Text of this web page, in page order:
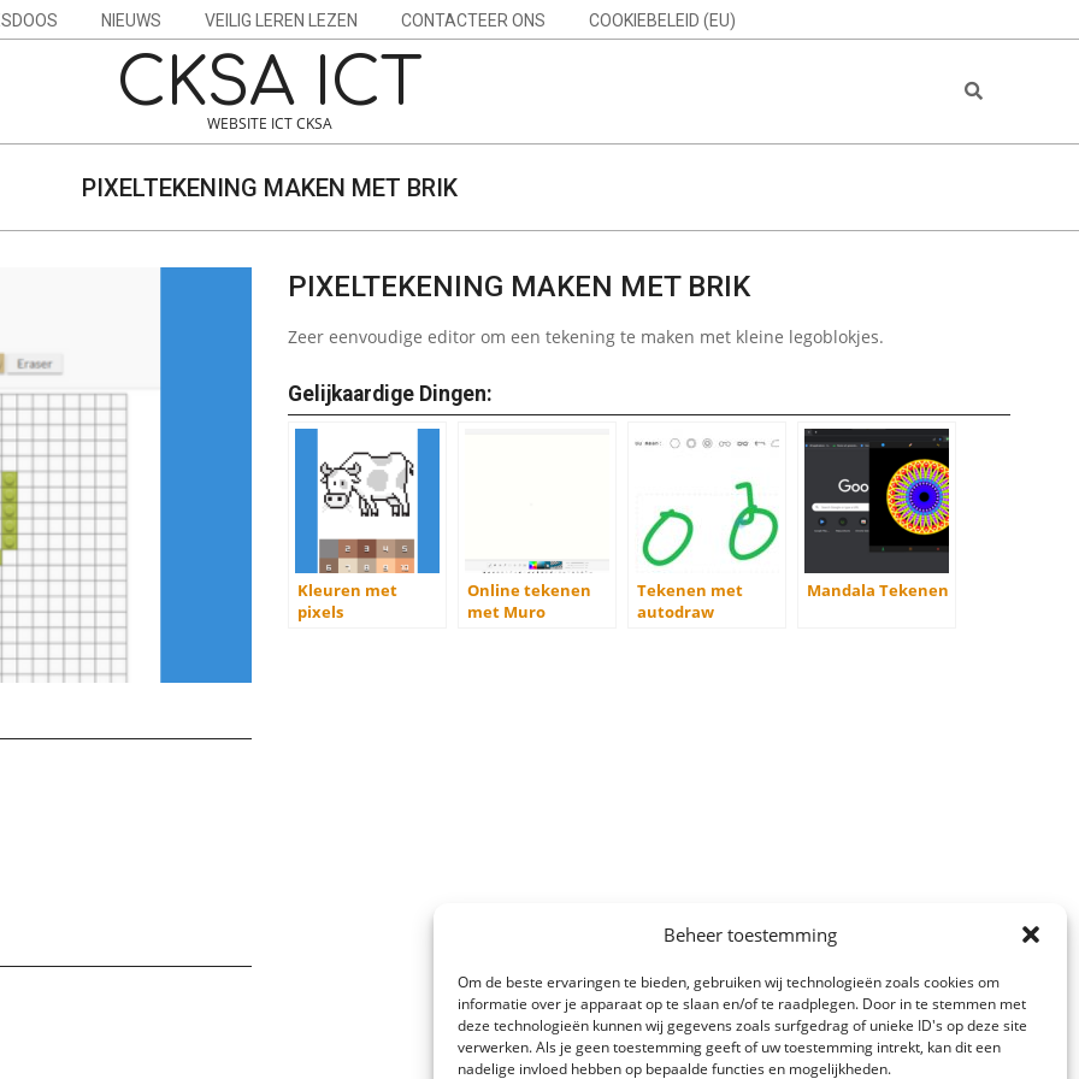
Beheer toestemming
Om de beste ervaringen te bieden, gebruiken wij technologieën zoals cookies om
informatie over je apparaat op te slaan en/of te raadplegen. Door in te stemmen met
deze technologieën kunnen wij gegevens zoals surfgedrag of unieke ID's op deze site
verwerken. Als je geen toestemming geeft of uw toestemming intrekt, kan dit een
nadelige invloed hebben op bepaalde functies en mogelijkheden.
NIEUWS VEILIG LEREN LEZEN CONTACTEER ONS COOKIEBELEID (EU)
CKSA ICT
WEBSITE ICT CKSA
Search
PIXELTEKENING MAKEN MET BRIK
PIXELTEKENING MAKEN MET BRIK
Zeer eenvoudige editor om een tekening te maken met kleine legoblokjes.
Gelijkaardige Dingen:
Kleuren met
pixels
Online tekenen
met Muro
Tekenen met
autodraw
Mandala Tekenen